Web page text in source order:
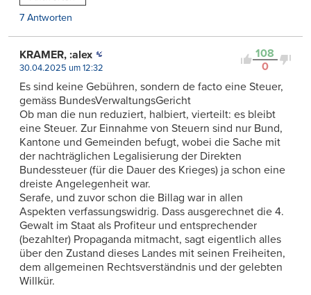
7 Antworten
108
0
KRAMER, :alex
30.04.2025 um 12:32
Es sind keine Gebühren, sondern de facto eine Steuer,
gemäss BundesVerwaltungsGericht
Ob man die nun reduziert, halbiert, vierteilt: es bleibt
eine Steuer. Zur Einnahme von Steuern sind nur Bund,
Kantone und Gemeinden befugt, wobei die Sache mit
der nachträglichen Legalisierung der Direkten
Bundessteuer (für die Dauer des Krieges) ja schon eine
dreiste Angelegenheit war.
Serafe, und zuvor schon die Billag war in allen
Aspekten verfassungswidrig. Dass ausgerechnet die 4.
Gewalt im Staat als Profiteur und entsprechender
(bezahlter) Propaganda mitmacht, sagt eigentlich alles
über den Zustand dieses Landes mit seinen Freiheiten,
dem allgemeinen Rechtsverständnis und der gelebten
Willkür.